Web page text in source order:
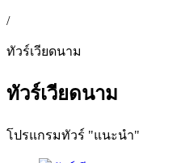
/
ทัวร์เวียดนาม
ทัวร์เวียดนาม
โปรแกรมทัวร์ "แนะนำ"